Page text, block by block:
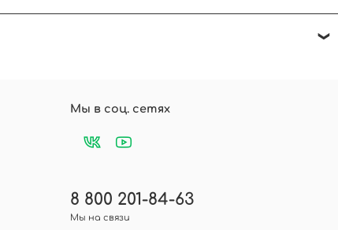
Мы в соц. сетях
8 800 201-84-63
Мы на связи